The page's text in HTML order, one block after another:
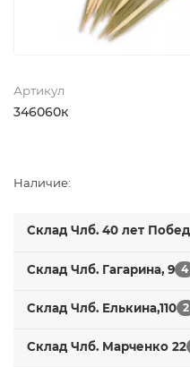
Артикул
346060к
Наличие:
Склад Члб. 40 лет
Склад Члб. Гагарина, 9 4
Склад Члб. Елькина,110 2
Склад Члб. Марченко 22